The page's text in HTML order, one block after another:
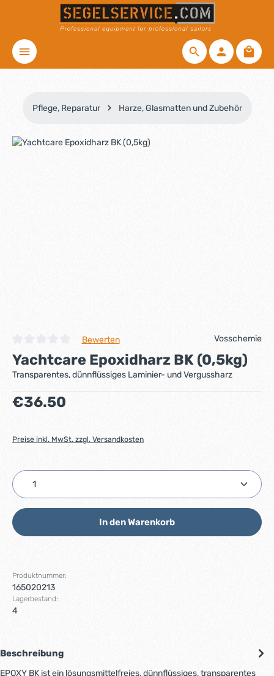
Zum Hauptinhalt springen
Pflege, Reparatur Harze, Glasmatten und Zubehör
Bildergalerie überspringen
Durchschnittliche Bewertung von 0 von 5 Sternen
Bewerten Vosschemie
Yachtcare Epoxidharz BK (0,5kg)
Transparentes, dünnflüssiges Laminier- und Vergussharz
Regulärer Preis:
€36.50
Preise inkl. MwSt. zzgl. Versandkosten
Produkt Anzahl: Gib den gewünschten Wert ein
In den Warenkorb
Produktnummer:
165020213
Lagerbestand:
4
Beschreibung
EPOXY BK ist ein lösungsmittelfreies, dünnflüssiges, transparentes